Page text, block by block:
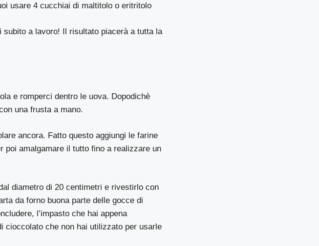
usare 4 cucchiai di maltitolo o eritritolo
a lavoro! Il risultato piacerà a tutta la
e romperci dentro le uova. Dopodichè
una frusta a mano.
ancora. Fatto questo aggiungi le farine
poi amalgamare il tutto fino a realizzare un
diametro di 20 centimetri e rivestirlo con
da forno buona parte delle gocce di
l’impasto che hai appena
cioccolato che non hai utilizzato per usarle